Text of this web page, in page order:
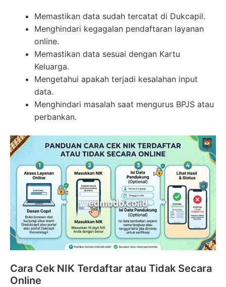
Memastikan data sudah tercatat di Dukcapil.
Menghindari kegagalan pendaftaran layanan
online.
Memastikan data sesuai dengan Kartu
Keluarga.
Mengetahui apakah terjadi kesalahan input
data.
Menghindari masalah saat mengurus BPJS atau
perbankan.
Cara Cek NIK Terdaftar atau Tidak Secara
Online